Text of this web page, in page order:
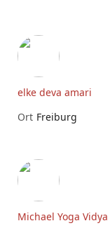
elke deva amari
Ort Freiburg
Michael Yoga